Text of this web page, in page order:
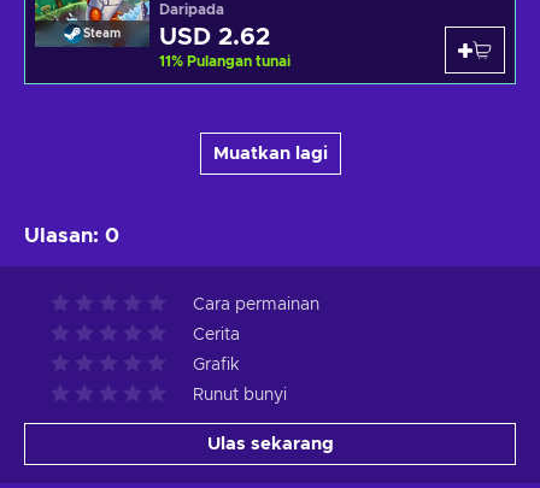
Steam
Daripada
USD 2.62
11% Pulangan tunai
Muatkan lagi
Ulasan: 0
Cara permainan
Cerita
Grafik
Runut bunyi
Ulas sekarang